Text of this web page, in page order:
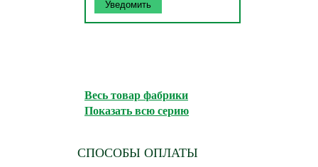
Весь товар фабрики
Показать всю серию
СПОСОБЫ ОПЛАТЫ